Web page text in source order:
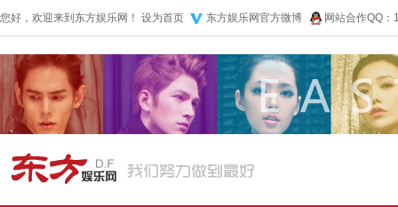
您好，欢迎来到东方娱乐网！ 设为首页 东方娱乐网官方微博 网站合作QQ